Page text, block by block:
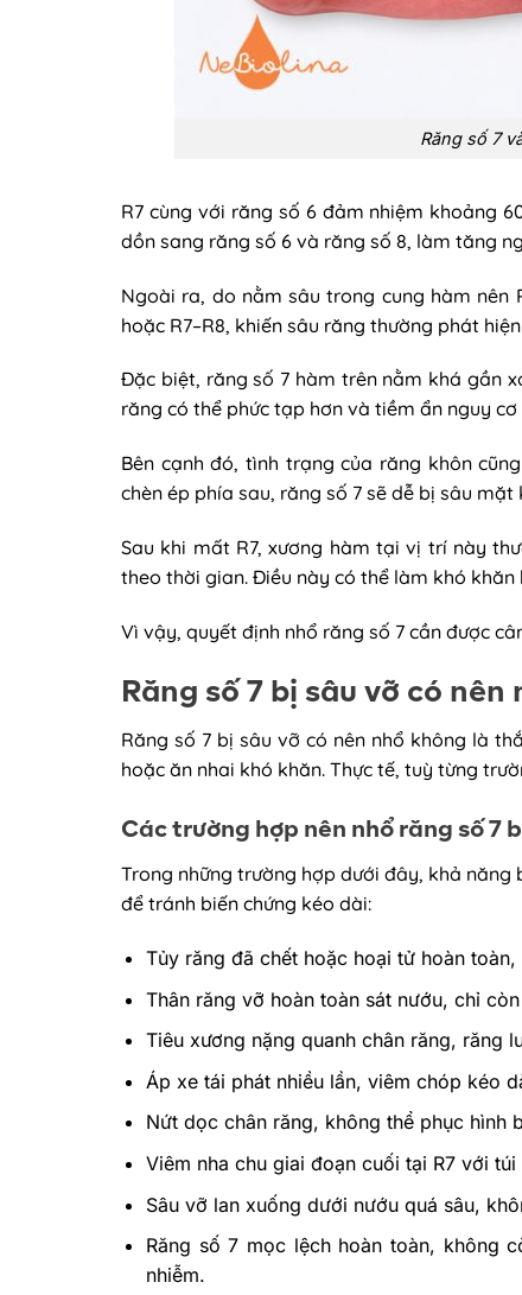
Răng số 7
R7 cùng với răng số 6 đảm nhiệm khoảng
dồn sang răng số 6 và răng số 8, làm tăng
Ngoài ra, do nằm sâu trong cung hàm nên
hoặc R7–R8, khiến sâu răng thường phát
Đặc biệt, răng số 7 hàm trên nằm khá gần
răng có thể phức tạp hơn và tiềm ẩn nguy
Bên cạnh đó, tình trạng của răng khôn
chèn ép phía sau, răng số 7 sẽ dễ bị sâu
Sau khi mất R7, xương hàm tại vị trí này
theo thời gian. Điều này có thể làm khó
Vì vậy, quyết định nhổ răng số 7 cần được
Răng số 7 bị sâu vỡ có nên
Răng số 7 bị sâu vỡ có nên nhổ không là
hoặc ăn nhai khó khăn. Thực tế, tuỳ từng
Các trường hợp nên nhổ răng số 7
Trong những trường hợp dưới đây, khả
để tránh biến chứng kéo dài:
Tủy răng đã chết hoặc hoại tử hoàn
Thân răng vỡ hoàn toàn sát nướu, chỉ
Tiêu xương nặng quanh chân răng, răng
Áp xe tái phát nhiều lần, viêm chóp kéo
Nứt dọc chân răng, không thể phục hình
Viêm nha chu giai đoạn cuối tại R7 với
Sâu vỡ lan xuống dưới nướu quá sâu,
Răng số 7 mọc lệch hoàn toàn, không
nhiễm.